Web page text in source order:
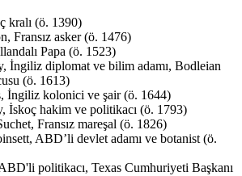
kralı (ö. 1390)
Fransız asker (ö. 1476)
Papa (ö. 1523)
İngiliz diplomat ve bilim adamı, Bodleian
(ö. 1613)
İngiliz kolonici ve şair (ö. 1644)
İskoç hakim ve politikacı (ö. 1793)
Fransız mareşal (ö. 1826)
ABD’li devlet adamı ve botanist (ö.
politikacı, Texas Cumhuriyeti Başkanı